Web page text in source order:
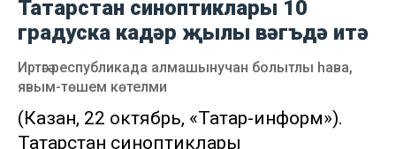
Татарстан синоптиклары 10
градуска кадәр җылы вәгъдә итә
Иртәгә республикада алмашынучан болытлы һава,
явым-төшем көтелми
(Казан, 22 октябрь, «Татар-информ»).
Татарстан синоптиклары